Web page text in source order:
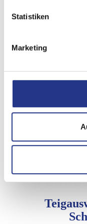
Statistiken
Marketing